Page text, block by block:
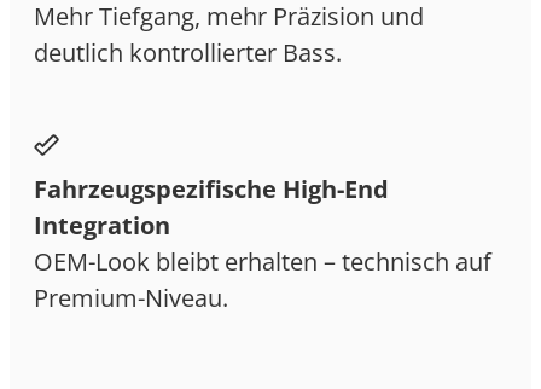
Mehr Tiefgang, mehr Präzision und
deutlich kontrollierter Bass.
Fahrzeugspezifische High-End
Integration
OEM-Look bleibt erhalten – technisch auf
Premium-Niveau.